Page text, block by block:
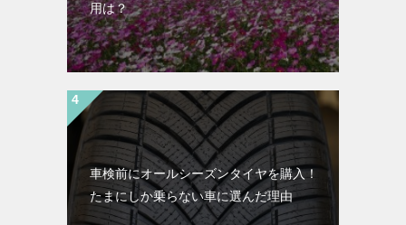
用は？
車検前にオールシーズンタイヤを購入！
たまにしか乗らない車に選んだ理由